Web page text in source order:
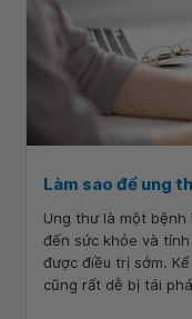
Làm sao để ung
Ung thư là một
đến sức khỏe và
được điều trị sớm.
cũng rất dễ bị tái